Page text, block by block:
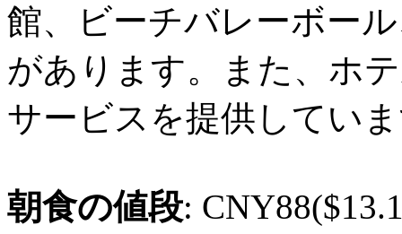
館、ビーチバレーボー
があります。また、ホ
サービスを提供してい
朝食の値段: